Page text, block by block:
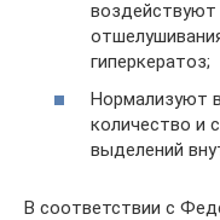
воздействуют
гиперкератоз;
Нормализуют
количество и
выделений
В соответствии с